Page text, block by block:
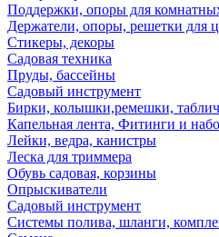
Поддержки, опоры для
Держатели, опоры, решетки для
Стикеры, декоры
Садовая техника
Пруды, бассейны
Садовый инструмент
Бирки, колышки,ремешки,
Капельная лента, Фитинги и
Лейки, ведра, канистры
Леска для триммера
Обувь садовая, корзины
Опрыскиватели
Садовый инструмент
Системы полива, шланги,